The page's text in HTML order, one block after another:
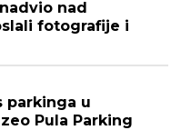
nad
fotografije i
parkinga u
Pula Parking